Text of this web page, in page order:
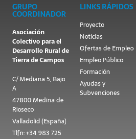
GRUPO
COORDINADOR
Asociación
Colectivo para el
Desarrollo Rural de
Tierra de Campos
C/ Mediana 5, Bajo
A
47800 Medina de
Rioseco
Valladolid (España)
Tlfn: +34 983 725
LINKS RÁPIDOS
Proyecto
Noticias
Ofertas de Empleo
Empleo Público
Formación
Ayudas y
Subvenciones